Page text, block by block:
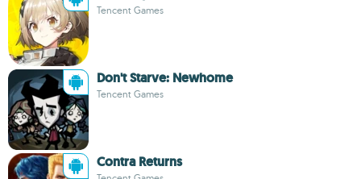
Tencent Games
Don't Starve: Newhome
Tencent Games
Contra Returns